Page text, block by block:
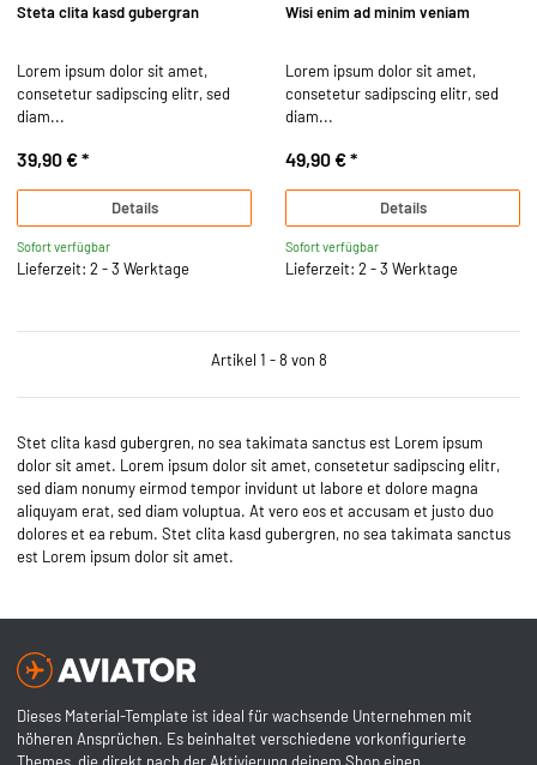
Steta clita kasd gubergran
Lorem ipsum dolor sit amet,
consetetur sadipscing elitr, sed
diam...
39,90 €*
Details
Sofort verfügbar
Lieferzeit: 2 - 3 Werktage
Wisi enim ad minim veniam
Lorem ipsum dolor sit amet,
consetetur sadipscing elitr, sed
diam...
49,90 €*
Details
Sofort verfügbar
Lieferzeit: 2 - 3 Werktage
Artikel 1 - 8 von 8
Stet clita kasd gubergren, no sea takimata sanctus est Lorem ipsum
dolor sit amet. Lorem ipsum dolor sit amet, consetetur sadipscing elitr,
sed diam nonumy eirmod tempor invidunt ut labore et dolore magna
aliquyam erat, sed diam voluptua. At vero eos et accusam et justo duo
dolores et ea rebum. Stet clita kasd gubergren, no sea takimata sanctus
est Lorem ipsum dolor sit amet.
Dieses Material-Template ist ideal für wachsende Unternehmen mit
höheren Ansprüchen. Es beinhaltet verschiedene vorkonfigurierte